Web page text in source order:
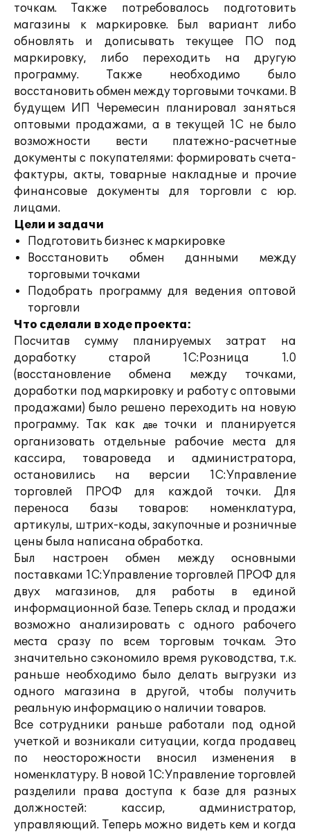
точкам. Также потребовалось подготовить
магазины к маркировке. Был вариант либо
обновлять и дописывать текущее ПО под
маркировку, либо переходить на другую
программу. Также необходимо было
восстановить обмен между торговыми точками. В
будущем ИП Черемесин планировал заняться
оптовыми продажами, а в текущей 1С не было
возможности вести платежно-расчетные
документы с покупателями: формировать счета-
фактуры, акты, товарные накладные и прочие
финансовые документы для торговли с юр.
лицами.
Цели и задачи
Подготовить бизнес к маркировке
Восстановить обмен данными между
торговыми точками
Подобрать программу для ведения оптовой
торговли
Что сделали в ходе проекта:
Посчитав сумму планируемых затрат на
доработку старой 1С:Розница 1.0
(восстановление обмена между точками,
доработки под маркировку и работу с оптовыми
продажами) было решено переходить на новую
программу. Так как
две точки и планируется
организовать отдельные рабочие места для
кассира, товароведа и администратора,
остановились на версии 1С:Управление
торговлей ПРОФ для каждой точки. Для
переноса базы товаров: номенклатура,
артикулы, штрих-коды, закупочные и розничные
цены была написана обработка.
Был настроен обмен между основными
поставками 1С:Управление торговлей ПРОФ для
двух магазинов, для работы в единой
информационной базе. Теперь склад и продажи
возможно анализировать с одного рабочего
места сразу по всем торговым точкам. Это
значительно сэкономило время руководства, т.к.
раньше необходимо было делать выгрузки из
одного магазина в другой, чтобы получить
реальную информацию о наличии товаров.
Все сотрудники раньше работали под одной
учеткой и возникали ситуации, когда продавец
по неосторожности вносил изменения в
номенклатуру. В новой 1С:Управление торговлей
разделили права доступа к базе для разных
должностей: кассир, администратор,
управляющий. Теперь можно видеть кем и когда